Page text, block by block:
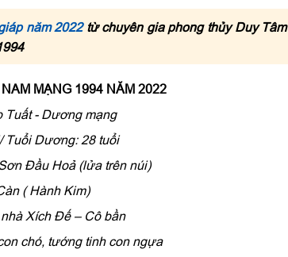
năm 2022 từ chuyên gia phong thủy Duy Tâm
MẠNG 1994 NĂM 2022
Tuất - Dương mạng
Tuổi Dương: 28 tuổi
Ðầu Hoả (lửa trên núi)
( Hành Kim)
Xích Ðế – Cô bần
chó, tướng tinh con ngựa